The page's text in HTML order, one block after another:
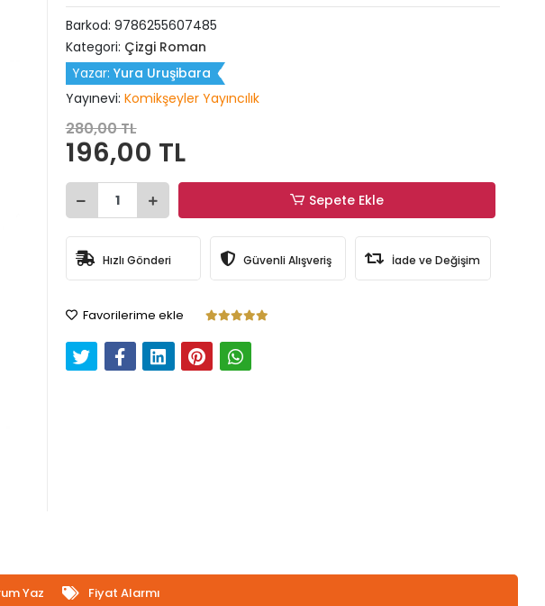
Barkod: 9786255607485
Kategori: Çizgi Roman
Yazar: Yura Uruşibara
Yayınevi: Komikşeyler Yayıncılık
280,00 TL
196,00 TL
Sepete Ekle
Hızlı Gönderi Güvenli Alışveriş İade ve Değişim
Favorilerime ekle
Yaz Fiyat Alarmı